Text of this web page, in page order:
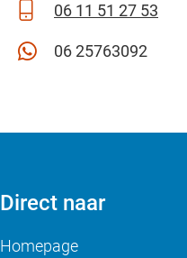
06 11 51 27 53
06 25763092
Direct naar
Homepage